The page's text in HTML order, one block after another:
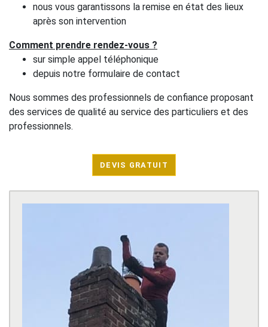
nous vous garantissons la remise en état des lieux
après son intervention
Comment prendre rendez-vous ?
sur simple appel téléphonique
depuis notre formulaire de contact
Nous sommes des professionnels de confiance proposant
des services de qualité au service des particuliers et des
professionnels.
DEVIS GRATUIT